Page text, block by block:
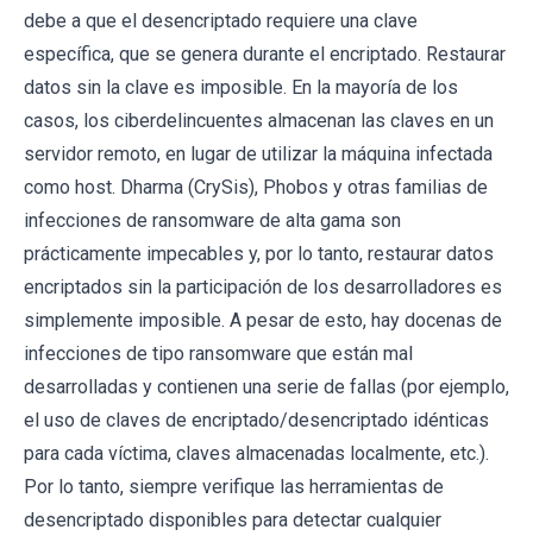
debe a que el desencriptado requiere una clave
específica, que se genera durante el encriptado. Restaurar
datos sin la clave es imposible. En la mayoría de los
casos, los ciberdelincuentes almacenan las claves en un
servidor remoto, en lugar de utilizar la máquina infectada
como host. Dharma (CrySis), Phobos y otras familias de
infecciones de ransomware de alta gama son
prácticamente impecables y, por lo tanto, restaurar datos
encriptados sin la participación de los desarrolladores es
simplemente imposible. A pesar de esto, hay docenas de
infecciones de tipo ransomware que están mal
desarrolladas y contienen una serie de fallas (por ejemplo,
el uso de claves de encriptado/desencriptado idénticas
para cada víctima, claves almacenadas localmente, etc.).
Por lo tanto, siempre verifique las herramientas de
desencriptado disponibles para detectar cualquier